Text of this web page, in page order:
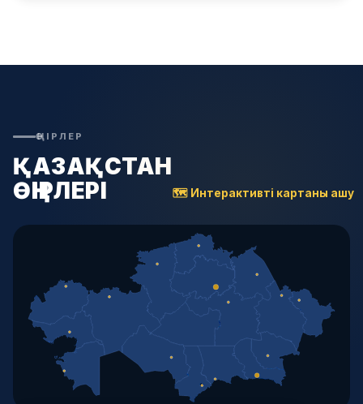
ӨҢІРЛЕР
ҚАЗАҚСТАН
ӨҢІРЛЕРІ
🗺 Интерактивті картаны ашу